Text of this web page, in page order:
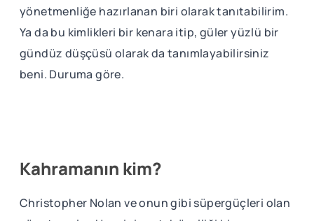
yönetmenliğe hazırlanan biri olarak tanıtabilirim.
Ya da bu kimlikleri bir kenara itip, güler yüzlü bir
gündüz düşçüsü olarak da tanımlayabilirsiniz
beni. Duruma göre.
Kahramanın kim?
Christopher Nolan ve onun gibi süpergüçleri olan